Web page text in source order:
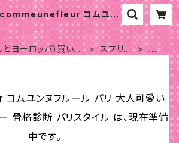
コムユン
ル パリ 大人可愛い服 パーソ
ー 骨格診断 パリスタイル
どヨーロッパ)買い付
スプリン
骨
ムユンヌフルール パリ 大人可愛い
骨格診断 パリスタイル は、現在準備
中です。